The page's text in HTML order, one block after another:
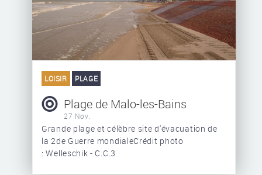
LOISIR PLAGE
Plage de Malo-les-Bains
27 Nov.
Grande plage et célèbre site d'évacuation de
la 2de Guerre mondialeCrédit photo
: Welleschik - C.C.3